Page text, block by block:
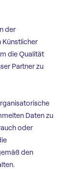
der
Künstlicher
die Qualität
Partner zu
Daten zu
oder
den